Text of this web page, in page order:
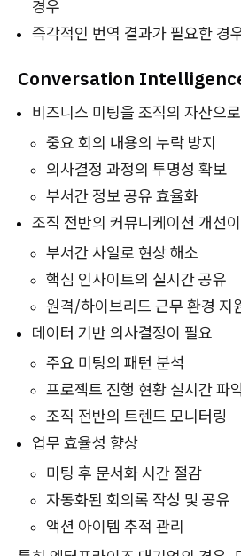
경우
즉각적인 번역 결과가 필요한 경
Conversation Intelligence
비즈니스 미팅을 조직의 자산으
중요 회의 내용의 누락 방지
의사결정 과정의 투명성 확보
부서간 정보 공유 효율화
조직 전반의 커뮤니케이션 개선
부서간 사일로 현상 해소
핵심 인사이트의 실시간 공유
원격/하이브리드 근무 환경 지
데이터 기반 의사결정이 필요
주요 미팅의 패턴 분석
프로젝트 진행 현황 실시간 파
조직 전반의 트렌드 모니터링
업무 효율성 향상
미팅 후 문서화 시간 절감
자동화된 회의록 작성 및 공유
액션 아이템 추적 관리